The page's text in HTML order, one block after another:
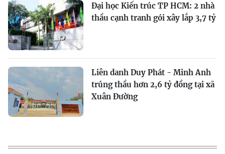
Đại học Kiến trúc TP HCM: 2 nhà
thầu cạnh tranh gói xây lắp 3,7 tỷ
Liên danh Duy Phát - Minh Anh
trúng thầu hơn 2,6 tỷ đồng tại xã
Xuân Đường